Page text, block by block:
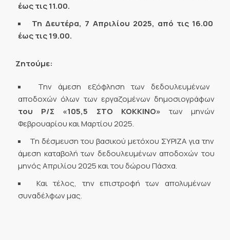
έως τις 11.00.
Τη Δευτέρα, 7 Απριλίου 2025, από τις 16.00
έως τις 19.00.
Ζητούμε:
Την άμεση εξόφληση των δεδουλευμένων
αποδοχών όλων των εργαζομένων δημοσιογράφων
του Ρ/Σ «105,5 ΣΤΟ ΚΟΚΚΙΝΟ» των μηνών
Φεβρουαρίου και Μαρτίου 2025.
Τη δέσμευση του βασικού μετόχου ΣΥΡΙΖΑ για την
άμεση καταβολή των δεδουλευμένων αποδοχών του
μηνός Απριλίου 2025 και του δώρου Πάσχα.
Και τέλος, την επιστροφή των απολυμένων
συναδέλφων μας.